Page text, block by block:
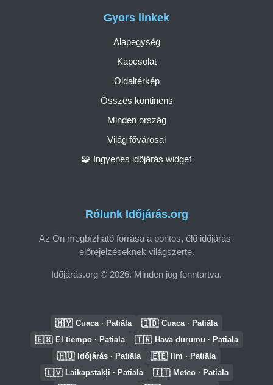
Rólunk Időjárás.org
Az Ön megbízható forrása a pontos, élő időjárás-
előrejelzéseknek világszerte.
Időjárás.org © 2026. Minden jog fenntartva.
Gyors linkek
Alapegység
Kapcsolat
Oldaltérkép
Összes kontinens
Minden ország
Világ fővárosai
🧩 Ingyenes időjárás widget
🇲🇾 Cuaca · Patiāla 🇮🇩 Cuaca · Patiāla
🇪🇸 El tiempo · Patiāla 🇹🇷 Hava durumu · Patiāla
🇭🇺 Időjárás · Patiāla 🇪🇪 Ilm · Patiāla
🇱🇻 Laikapstākļi · Patiāla 🇮🇹 Meteo · Patiāla